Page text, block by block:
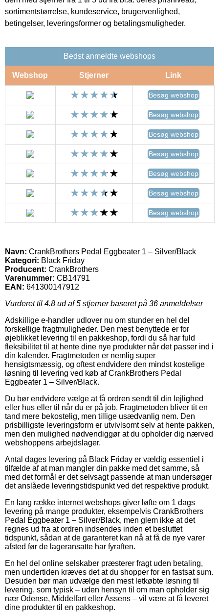
sortimentstørrelse, kundeservice, brugervenlighed,
betingelser, leveringsformer og betalingsmuligheder.
Bedst anmeldte webshops
Webshop Stjerner Link
Besøg webshop
Besøg webshop
Besøg webshop
Besøg webshop
Besøg webshop
Besøg webshop
Besøg webshop
Navn: CrankBrothers Pedal Eggbeater 1 – Silver/Black
Kategori: Black Friday
Producent: CrankBrothers
Varenummer: CB14791
EAN: 641300147912
Vurderet til 4.8 ud af 5 stjerner baseret på 36 anmeldelser
Adskillige e-handler udlover nu om stunder en hel del
forskellige fragtmuligheder. Den mest benyttede er for
øjeblikket levering til en pakkeshop, fordi du så har fuld
fleksibilitet til at hente dine nye produkter når det passer ind i
din kalender. Fragtmetoden er nemlig super
hensigtsmæssig, og oftest endvidere den mindst kostelige
løsning til levering ved køb af CrankBrothers Pedal
Eggbeater 1 – Silver/Black.
Du bør endvidere vælge at få ordren sendt til din lejlighed
eller hus eller til når du er på job. Fragtmetoden bliver tit en
tand mere bekostelig, men tillige usædvanlig nem. Den
prisbilligste leveringsform er utvivlsomt selv at hente pakken,
men den mulighed nødvendiggør at du opholder dig nærved
webshoppens arbejdslager.
Antal dages levering på Black Friday er vældig essentiel i
tilfælde af at man mangler din pakke med det samme, så
med det formål er det selvsagt passende at man undersøger
det anslåede leveringstidspunkt ved det respektive produkt.
En lang række internet webshops giver løfte om 1 dags
levering på mange produkter, eksempelvis CrankBrothers
Pedal Eggbeater 1 – Silver/Black, men glem ikke at det
regnes ud fra at ordren indsendes inden et besluttet
tidspunkt, sådan at de garanteret kan nå at få de nye varer
afsted før de lageransatte har fyraften.
En hel del online selskaber præsterer fragt uden betaling,
men undertiden kræves det at du shopper for en fastsat sum.
Desuden bør man udvælge den mest letkøbte løsning til
levering, som typisk – uden hensyn til om man opholder sig
nær Odense, Middelfart eller Assens – vil være at få leveret
dine produkter til en pakkeshop.